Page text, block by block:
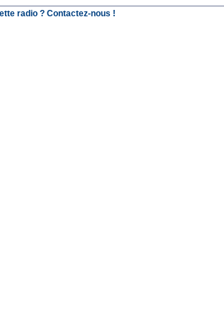
radio ? Contactez-nous !